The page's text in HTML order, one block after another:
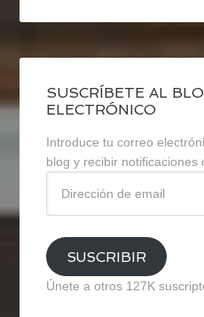
SUSCRÍBETE AL
ELECTRÓNICO
Introduce tu correo
blog y recibir notificaciones
email
SUSCRIBIR
Únete a otros 127K